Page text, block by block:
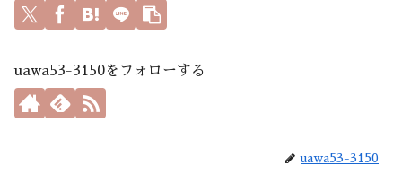
uawa53-3150をフォローする
uawa53-3150